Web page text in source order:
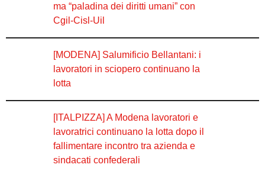
ma “paladina dei diritti umani” con
Cgil-Cisl-Uil
[MODENA] Salumificio Bellantani: i
lavoratori in sciopero continuano la
lotta
[ITALPIZZA] A Modena lavoratori e
lavoratrici continuano la lotta dopo il
fallimentare incontro tra azienda e
sindacati confederali